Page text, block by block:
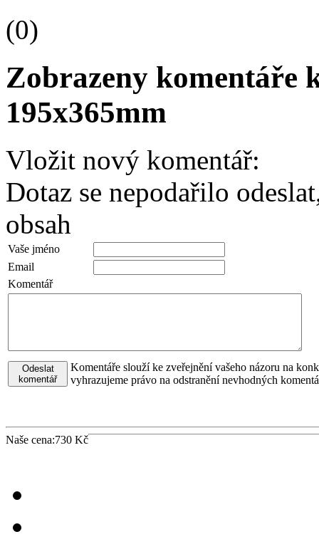
(0)
Zobrazeny
195x365mm
Vložit nový komentář:
Dotaz se nepodařilo
obsah
Vaše jméno
Email
Komentář
Odeslat
komentář
Komentáře slouží ke zveřejnění vašeho názoru na
vyhrazujeme právo na odstranění nevhodných
Naše cena:730 Kč